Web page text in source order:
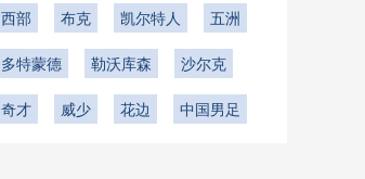
西部 布克 凯尔特人 五洲
多特蒙德 勒沃库森 沙尔克
奇才 威少 花边 中国男足